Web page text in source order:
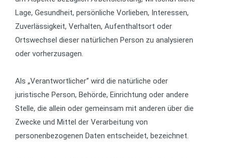
Lage, Gesundheit, persönliche Vorlieben, Interessen,
Zuverlässigkeit, Verhalten, Aufenthaltsort oder
Ortswechsel dieser natürlichen Person zu analysieren
oder vorherzusagen.
Als „Verantwortlicher“ wird die natürliche oder
juristische Person, Behörde, Einrichtung oder andere
Stelle, die allein oder gemeinsam mit anderen über die
Zwecke und Mittel der Verarbeitung von
personenbezogenen Daten entscheidet, bezeichnet.